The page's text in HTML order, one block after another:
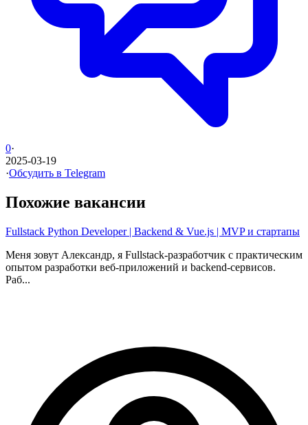
0·
2025-03-19
·Обсудить в Telegram
Похожие вакансии
Fullstack Python Developer | Backend & Vue.js | MVP и стартапы
Меня зовут Александр, я Fullstack-разработчик с практическим
опытом разработки веб-приложений и backend-сервисов.
Раб...